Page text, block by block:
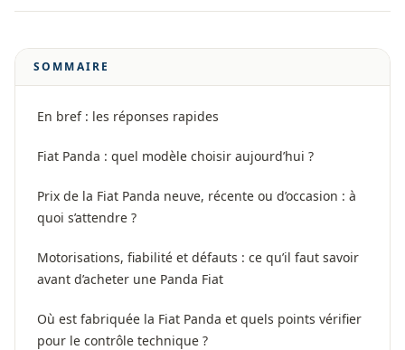
SOMMAIRE
En bref : les réponses rapides
Fiat Panda : quel modèle choisir aujourd’hui ?
Prix de la Fiat Panda neuve, récente ou d’occasion : à
quoi s’attendre ?
Motorisations, fiabilité et défauts : ce qu’il faut savoir
avant d’acheter une Panda Fiat
Où est fabriquée la Fiat Panda et quels points vérifier
pour le contrôle technique ?